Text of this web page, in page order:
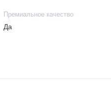
Премиальное качество
Да